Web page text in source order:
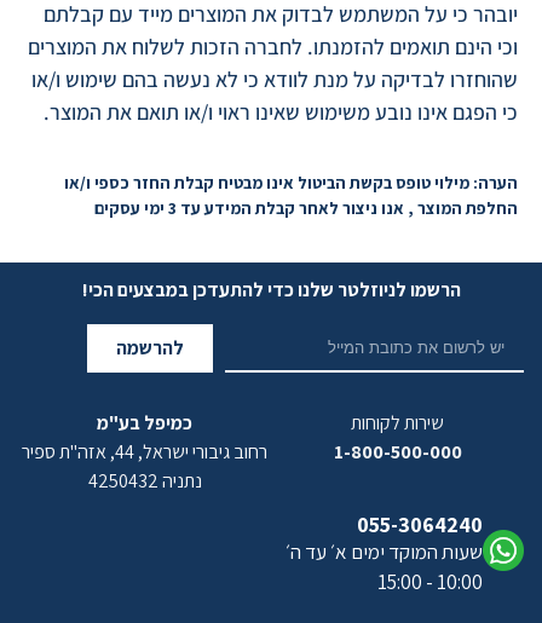
יובהר כי על המשתמש לבדוק את המוצרים מייד עם קבלתם
וכי הינם תואמים להזמנתו. לחברה הזכות לשלוח את המוצרים
שהוחזרו לבדיקה על מנת לוודא כי לא נעשה בהם שימוש ו/או
כי הפגם אינו נובע משימוש שאינו ראוי ו/או תואם את המוצר.
הערה: מילוי טופס בקשת הביטול אינו מבטיח קבלת החזר כספי ו/או
החלפת המוצר , אנו ניצור לאחר קבלת המידע עד 3 ימי עסקים
הרשמו לניוזלטר שלנו כדי להתעדכן במבצעים הכי!
להרשמה
שירות לקוחות
1-800-500-000
055-3064240
שעות המוקד ימים א׳ עד ה׳
10:00 - 15:00
כמיפל בע"מ
רחוב גיבורי ישראל, 44, אזה"ת ספיר
נתניה 4250432